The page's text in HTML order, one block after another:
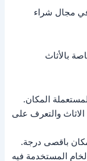
مجال شراء
بالأثاث
المكان.
والتعرف على
باقصى درجة.
المستخدمة فيه